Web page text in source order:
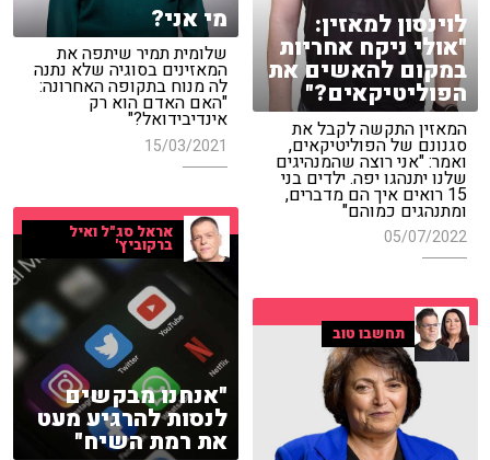
לוינסון למאזין:
"אולי ניקח אחריות
במקום להאשים את
הפוליטיקאים?"
המאזין התקשה לקבל את
סגנונם של הפוליטיקאים,
ואמר: "אני רוצה שהמנהיגים
שלנו יתנהגו יפה. ילדים בני
15 רואים איך הם מדברים,
ומתנהגים כמוהם"
05/07/2022
מי אני?
שלומית תמיר שיתפה את
המאזינים בסוגיה שלא נתנה
לה מנוח בתקופה האחרונה:
"האם האדם הוא רק
אינדיבידואל?"
15/03/2021
אראל סג"ל ואיל
ברקוביץ'
"אנחנו מבקשים
לנסות להרגיע מעט
את רמת השיח"
תחשבו טוב